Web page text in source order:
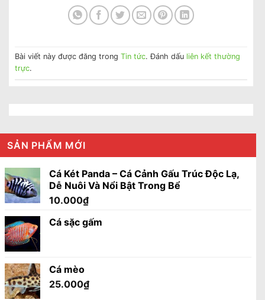
Bài viết này được đăng trong Tin tức. Đánh dấu liên kết thường
trực.
SẢN PHẨM MỚI
Cá Két Panda – Cá Cảnh Gấu Trúc Độc Lạ,
Dễ Nuôi Và Nổi Bật Trong Bể
10.000₫
Cá sặc gấm
Cá mèo
25.000₫